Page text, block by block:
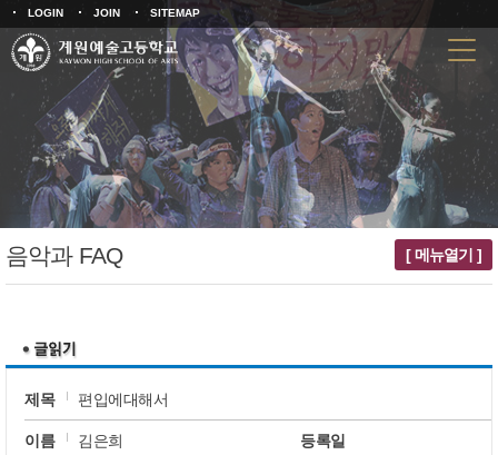
LOGIN JOIN SITEMAP
음악과 FAQ [ 메뉴열기 ]
제목 편입에대해서
이름 김은희
등록일